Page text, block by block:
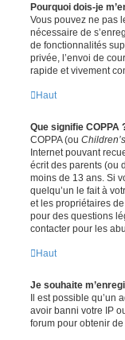
Pourquoi dois-je
Vous pouvez ne pas
nécessaire de
de fonctionnalités
privée, l’envoi de
rapide et vivement
Haut
Que signifie COPPA
COPPA (ou
Internet pouvant
écrit des parents (ou
moins de 13 ans. Si
quelqu’un le fait à
et les propriétaires
pour des questions
contacter pour les
Haut
Je souhaite
Il est possible qu’un
avoir banni votre IP
forum pour obtenir de